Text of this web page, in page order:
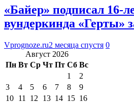
«Байер» подписал 16-
вундеркинда «Герты»
Vprognoze.ru2 месяца спустя 0
Август 2026
Пн Вт Ср Чт Пт Сб Вс
1
2
3
4 5 6 7 8
9
10 11 12 13 14 15 16